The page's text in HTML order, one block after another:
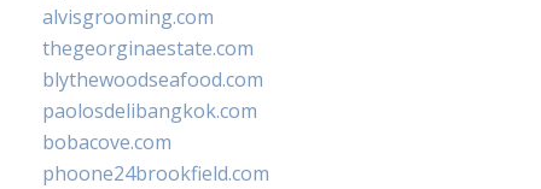
alvisgrooming.com
thegeorginaestate.com
blythewoodseafood.com
paolosdelibangkok.com
bobacove.com
phoone24brookfield.com